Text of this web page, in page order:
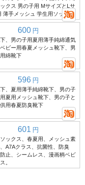
クス 男の子用 MサイズとLサ
薄手メッシュ 学生用ソックス
600 円
、男の子用夏用薄手純綿通気
ビー用春夏メッシュ靴下、男
綿靴下
596 円
、夏用薄手純綿靴下、男の子
夏用メッシュ靴下、男の子と
用春夏防臭靴下
601 円
ックス、春夏用、メッシュ素
A7Aクラス、抗菌性、防臭
止、シームレス、漫画柄ベビ
。